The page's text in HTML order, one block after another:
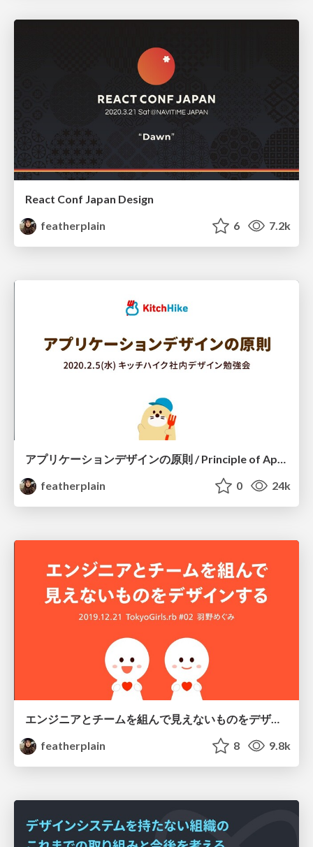
React Conf Japan Design
featherplain
6 7.2k
アプリケーションデザインの原則 / Principle of Application Design
featherplain
0 24k
エンジニアとチームを組んで見えないものをデザインする / team-building-with-engineer
featherplain
8 9.8k